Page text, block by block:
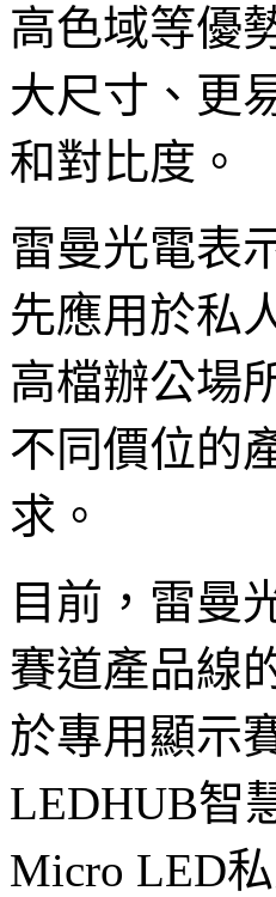
高色域等優
大尺寸、更
和對比度。
雷曼光電表
先應用於私
高檔辦公場
不同價位的
求。
目前，雷曼
賽道產品線
於專用顯示
LEDHUB智
Micro LED